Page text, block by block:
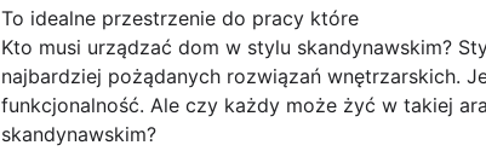
To idealne przestrzenie do pracy które
Kto musi urządzać dom w stylu skandynawskim?
najbardziej pożądanych rozwiązań wnętrzarskich.
funkcjonalność. Ale czy każdy może żyć w takiej
skandynawskim?